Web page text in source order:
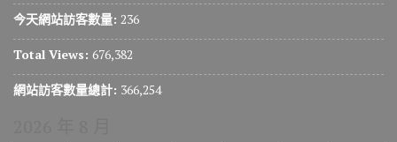
今天網站訪客數量: 236
Total Views: 676,382
網站訪客數量總計: 366,254